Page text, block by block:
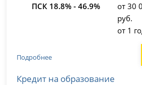
ПСК 18.8% - 46.9%
от 30
руб.
от 1
Подробнее
Кредит на образование